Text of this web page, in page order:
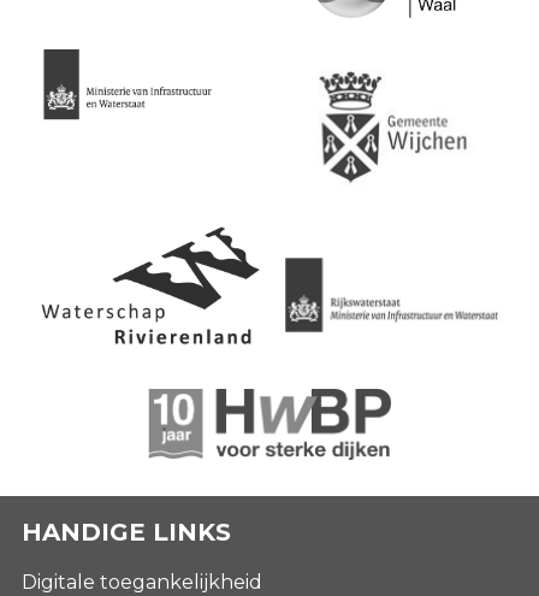
HANDIGE LINKS
Digitale toegankelijkheid